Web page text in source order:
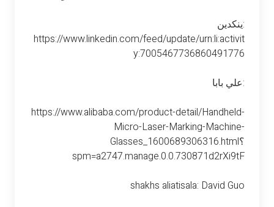
ينكدين:
https://www.linkedin.com/feed/update/urn:li:activit
y:7005467736860491776
علي بابا:
https://www.alibaba.com/product-detail/Handheld-
Micro-Laser-Marking-Machine-
Glasses_1600689306316.html؟
spm=a2747.manage.0.0.730871d2rXi9tF
shakhs aliatisala: David Guo